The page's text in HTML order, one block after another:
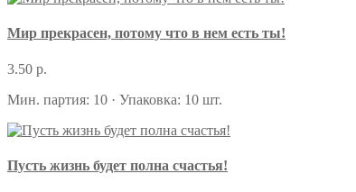
Мир прекрасен, потому что в нем есть ты!
3.50 р.
Мин. партия: 10 · Упаковка: 10 шт.
Пусть жизнь будет полна счастья!